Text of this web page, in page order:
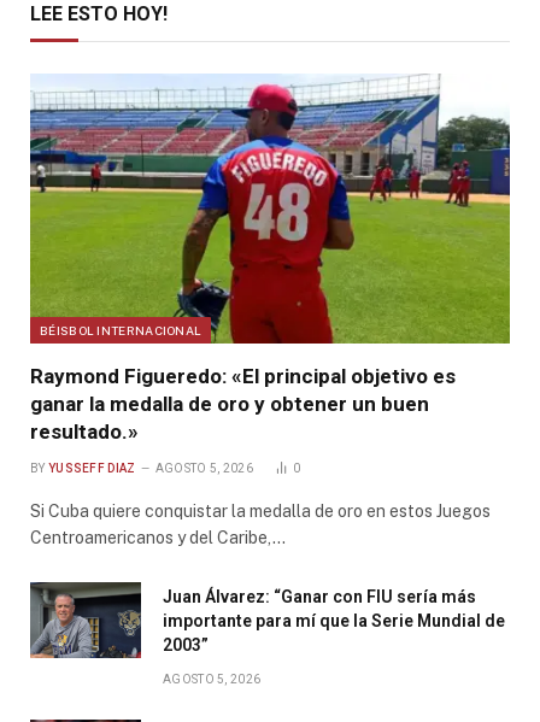
LEE ESTO HOY!
BÉISBOL INTERNACIONAL
Raymond Figueredo: «El principal objetivo es
ganar la medalla de oro y obtener un buen
resultado.»
BY YUSSEFF DIAZ AGOSTO 5, 2026 0
Si Cuba quiere conquistar la medalla de oro en estos Juegos
Centroamericanos y del Caribe,…
Juan Álvarez: “Ganar con FIU sería más
importante para mí que la Serie Mundial de
2003”
AGOSTO 5, 2026